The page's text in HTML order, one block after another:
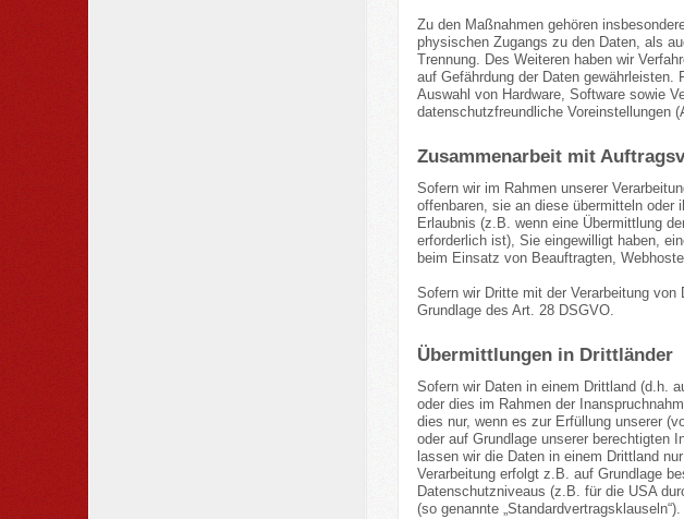
Zu den Maßnahmen gehören
physischen Zugangs zu den Daten, als
Trennung. Des Weiteren haben wir
auf Gefährdung der Daten
Auswahl von Hardware, Software sowie
datenschutzfreundliche Voreinstellungen
Zusammenarbeit mit
Sofern wir im Rahmen unserer
offenbaren, sie an diese übermitteln oder
Erlaubnis (z.B. wenn eine Übermittlung
erforderlich ist), Sie eingewilligt haben,
beim Einsatz von Beauftragten,
Sofern wir Dritte mit der Verarbeitung
Grundlage des Art. 28 DSGVO.
Übermittlungen in Drittländer
Sofern wir Daten in einem Drittland (d.h.
oder dies im Rahmen der
dies nur, wenn es zur Erfüllung unserer
oder auf Grundlage unserer berechtigten
lassen wir die Daten in einem Drittland
Verarbeitung erfolgt z.B. auf Grundlage
Datenschutzniveaus (z.B. für die USA
(so genannte „Standardvertragsklauseln“).